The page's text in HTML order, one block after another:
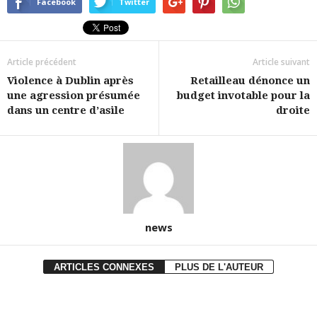
Article précédent
Violence à Dublin après
une agression présumée
dans un centre d’asile
Article suivant
Retailleau dénonce un
budget invotable pour la
droite
news
ARTICLES CONNEXES PLUS DE L'AUTEUR